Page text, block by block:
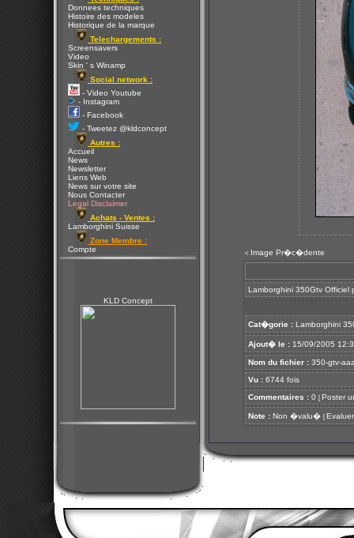
Donnees techniques
Histoire des modeles
Historique de la marque
Telechargements :
Screensavers
Video
Skin ' s Winamp
Social network :
- Video Youtube
- Instagram
- Facebook
- Tweetez @kldconcept
Autres :
Accueil
News
Newsletter
Liens Web
News sur votre site
Nous Contacter
Legal Disclaimer
Achats - Ventes :
Lamborghini Suisse
Zone Membre :
Compte
KLD Concept
< Image Pr�c�dente
Lamborghini 350Gtv Officiel
Cat�gorie : Lamborghini
Ajout� le : 15/09/2005
Nom du fichier : 350-gtv-
Vu : 6744 fois
Commentaires : 0 [ Poster
Note : Non �valu� [ Evaluer